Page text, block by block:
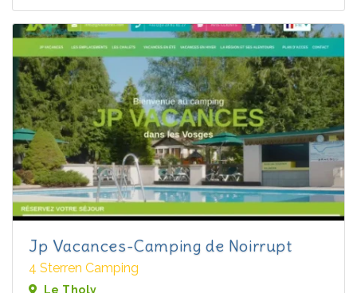
Jp Vacances-Camping de Noirrupt
4 Sterren Camping
Le Tholy